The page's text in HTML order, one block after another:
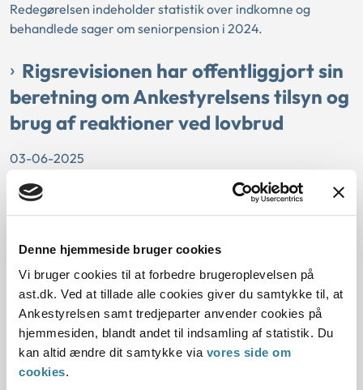
Denne hjemmeside bruger cookies
Vi bruger cookies til at forbedre brugeroplevelsen på
ast.dk. Ved at tillade alle cookies giver du samtykke til, at
Ankestyrelsen samt tredjeparter anvender cookies på
hjemmesiden, blandt andet til indsamling af statistik. Du
kan altid ændre dit samtykke via vores side om
cookies.
Redegørelsen indeholder statistik over indkomne og
behandlede sager om seniorpension i 2024.
Rigsrevisionen har offentliggjort sin
beretning om Ankestyrelsens tilsyn og
brug af reaktioner ved lovbrud
03-06-2025
Tilsyn
Statsrevisorerne har den 2. juni fremsendt Rigsrevisionens
ved lovbrud til Folketinget. Indenrigs- og
Sundhedsministeriet er ressortministerium for det
regionale og kommunale tilsyn, og Ankestyrelsen vil nu gå i
dialog om beretningens anbefalinger med ministeriet.
Ny guide skal styrke behandlingen af
sager om flytning uden samtykke